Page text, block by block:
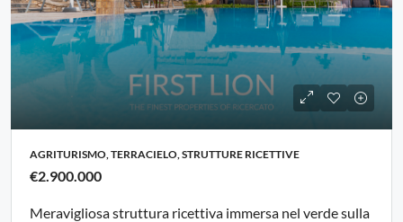
AGRITURISMO, TERRACIELO, STRUTTURE RICETTIVE
€2.900.000
Meravigliosa struttura ricettiva immersa nel verde sulla